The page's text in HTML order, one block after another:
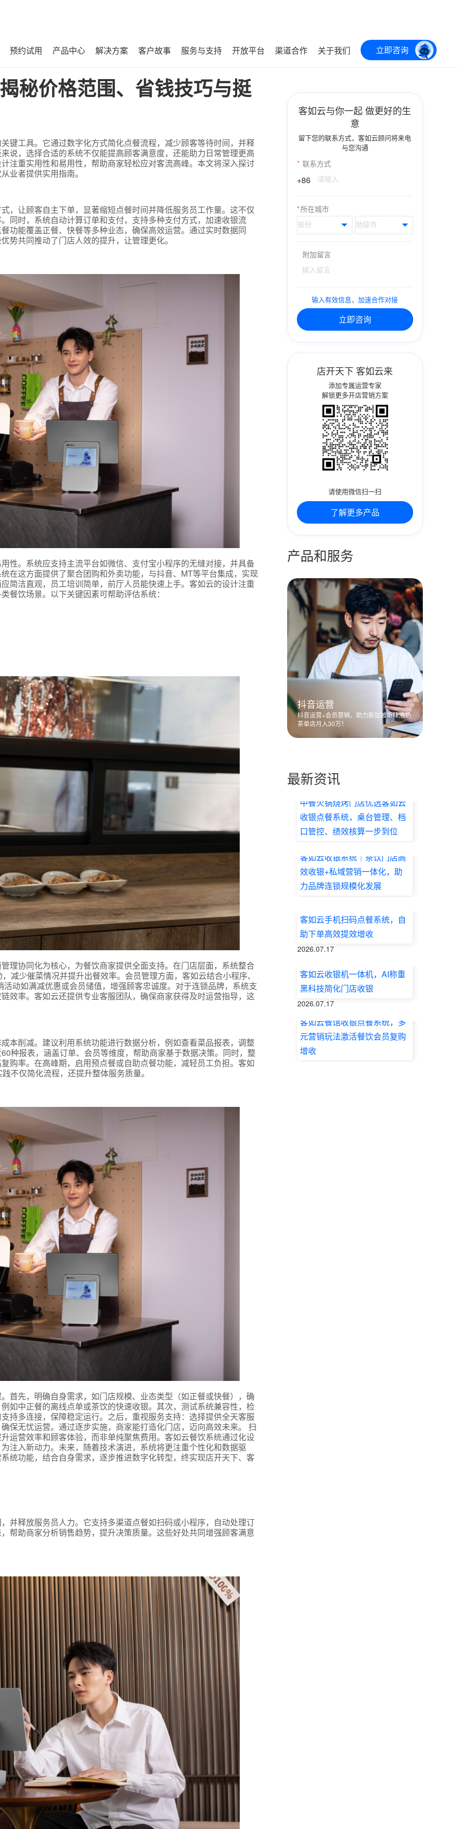
预约试用 产品中心 解决方案 客户故事 服务与支持 开放平台 渠道合作 关于我们 立即咨询
秘价格范围、省钱技巧与挺
键工具。它通过数字化方式简化点餐流程，减少顾客等待时间，并释
说，选择合适的系统不仅能提高顾客满意度，还能助力日常管理更高
注重实用性和易用性，帮助商家轻松应对客流高峰。本文将深入探讨
业者提供实用指南。
，让顾客自主下单，显著缩短点餐时间并降低服务员工作量。这不仅
同时，系统自动计算订单和支付，支持多种支付方式，加速收银流
功能覆盖正餐、快餐等多种业态，确保高效运营。通过实时数据同
势共同推动了门店人效的提升，让管理更化。
性。系统应支持主流平台如微信、支付宝小程序的无缝对接，并具备
在这方面提供了聚合团购和外卖功能，与抖音、MT等平台集成，实现
简洁直观，员工培训简单，前厅人员能快速上手。客如云的设计注重
餐饮场景。以下关键因素可帮助评估系统：
理协同化为核心，为餐饮商家提供全面支持。在门店层面，系统整合
减少催菜情况并提升出餐效率。会员管理方面，客如云结合小程序、
动如满减优惠或会员储值，增强顾客忠诚度。对于连锁品牌，系统支
效率。客如云还提供专业客服团队，确保商家获得及时运营指导，这
本削减。建议利用系统功能进行数据分析，例如查看菜品报表，调整
种报表，涵盖订单、会员等维度，帮助商家基于数据决策。同时，整
购率。在高峰期，启用预点餐或自助点餐功能，减轻员工负担。客如
不仅简化流程，还提升整体服务质量。
首先，明确自身需求，如门店规模、业态类型（如正餐或快餐），确
如中正餐的离线点单或茶饮的快速收银。其次，测试系统兼容性，检
持多连接，保障稳定运行。之后，重视服务支持：选择提供全天客服
保无忧运营。通过逐步实施，商家能打造化门店，迈向高效未来。 扫
运营效率和顾客体验，而非单纯聚焦费用。客如云餐饮系统通过化设
注入新动力。未来，随着技术演进，系统将更注重个性化和数据驱
统功能，结合自身需求，逐步推进数字化转型，终实现店开天下、客
并释放服务员人力。它支持多渠道点餐如扫码或小程序，自动处理订
帮助商家分析销售趋势，提升决策质量。这些好处共同增强顾客满意
客如云与你一起 做更好的生
意
留下您的联系方式，客如云顾问将来电
与您沟通
* 联系方式
+86
*所在城市
附加留言
输入有效信息，加速合作对接
立即咨询
店开天下 客如云来
添加专属运营专家
解锁更多开店营销方案
请使用微信扫一扫
了解更多产品
产品和服务
抖音运营
抖音运营+会员营销，助力新加坡斯味洛奶
茶单店月入30万！
最新资讯
中餐火锅烧烤门店优选客如云
收银点餐系统，桌台管理、档
口管控、绩效核算一步到位
客如云收银系统｜茶饮门店高
效收银+私域营销一体化，助
力品牌连锁规模化发展
客如云手机扫码点餐系统，自
助下单高效提效增收
2026.07.17
客如云收银机一体机，AI称重
黑科技简化门店收银
2026.07.17
客如云餐馆收银点餐系统，多
元营销玩法激活餐饮会员复购
增收
预约试用
我是老客户，了解最新优惠